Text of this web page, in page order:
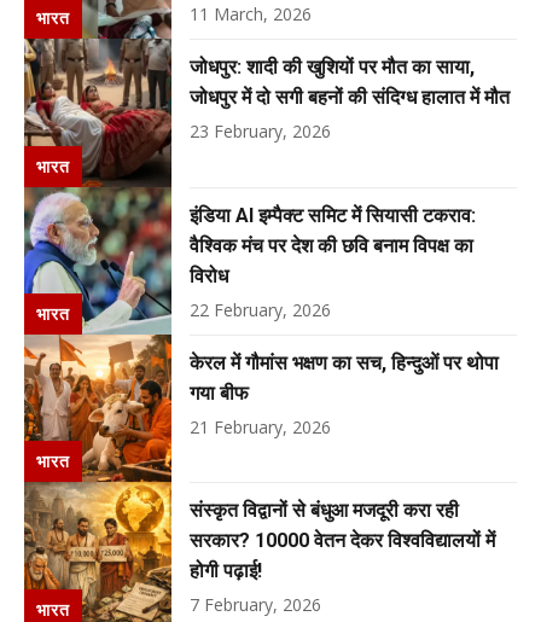
भारत
11 March, 2026
भारत
जोधपुर: शादी की खुशियों पर मौत का साया,
जोधपुर में दो सगी बहनों की संदिग्ध हालात में मौत
23 February, 2026
भारत
इंडिया AI इम्पैक्ट समिट में सियासी टकराव:
वैश्विक मंच पर देश की छवि बनाम विपक्ष का
विरोध
22 February, 2026
भारत
केरल में गौमांस भक्षण का सच, हिन्दुओं पर थोपा
गया बीफ
21 February, 2026
भारत
संस्कृत विद्वानों से बंधुआ मजदूरी करा रही
सरकार? 10000 वेतन देकर विश्वविद्यालयों में
होगी पढ़ाई!
7 February, 2026